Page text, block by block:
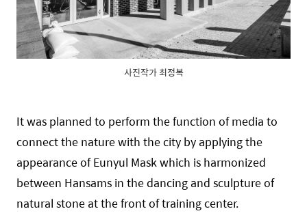
사진작가 최정복
It was planned to perform the function of media to
connect the nature with the city by applying the
appearance of Eunyul Mask which is harmonized
between Hansams in the dancing and sculpture of
natural stone at the front of training center.